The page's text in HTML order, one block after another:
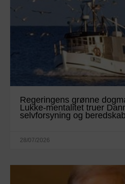
Regeringens grønne
Lukke-mentalitet truer
selvforsyning og beredskab
28/07/2026